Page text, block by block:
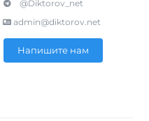
@Diktorov_net
admin@diktorov.net
Напишите нам